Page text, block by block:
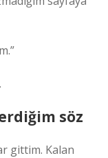
söz
gittim. Kalan